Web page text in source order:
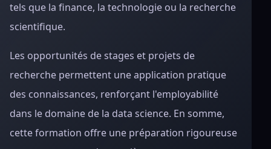
tels que la finance, la technologie ou la recherche
scientifique.
Les opportunités de stages et projets de
recherche permettent une application pratique
des connaissances, renforçant l'employabilité
dans le domaine de la data science. En somme,
cette formation offre une préparation rigoureuse